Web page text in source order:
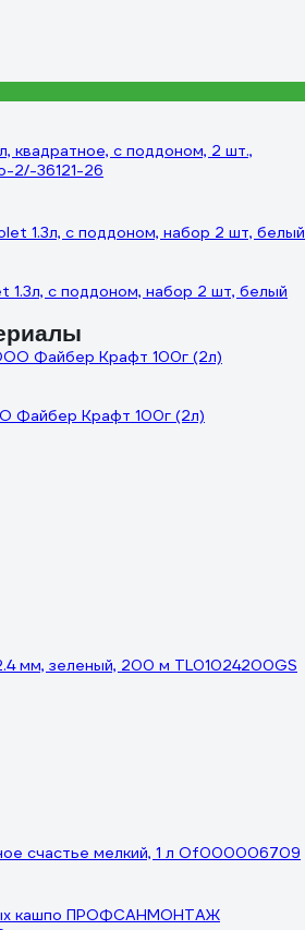
квадратное, с поддоном, 2 шт.,
2/-36121-26
1.3л, с поддоном, набор 2 шт, белый
Файбер Крафт 100г (2л)
мм, зеленый, 200 м TL01024200GS
счастье мелкий, 1 л Of000006709